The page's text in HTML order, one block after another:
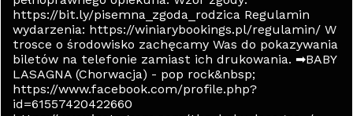
https://bit.ly/pisemna_zgoda_rodzica Regulamin
wydarzenia: https://winiarybookings.pl/regulamin/ W
trosce o środowisko zachęcamy Was do pokazywania
biletów na telefonie zamiast ich drukowania. ➡BABY
LASAGNA (Chorwacja) - pop rock&nbsp;
https://www.facebook.com/profile.php?
id=61557420422660